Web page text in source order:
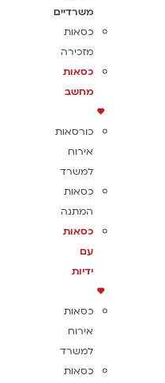
משרדיים
כסאות
מזכירה
כסאות
מחשב
כורסאות
אירוח
למשרד
כסאות
המתנה
כסאות
עם
ידיות
כסאות
אירוח
למשרד
כסאות